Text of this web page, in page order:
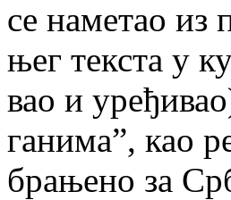
се на­ме­тао из
њег тек­ста у
вао и
га­ни­ма”, као
бра­ње­но за